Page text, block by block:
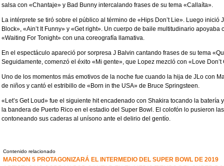
salsa con «Chantaje» y Bad Bunny intercalando frases de su tema «Callaíta».
La intérprete se tiró sobre el público al término de «Hips Don’t Lie». Luego inició
Block», «Ain’t It Funny» y «Get right». Un cuerpo de baile multitudinario apoyaba
«Waiting For Tonight» con una coreografía llamativa.
En el espectáculo apareció por sorpresa J Balvin cantando frases de su tema
Seguidamente, comenzó el éxito «Mi gente», que Lopez mezcló con «Love Don’t
Uno de los momentos más emotivos de la noche fue cuando la hija de JLo con
de niños y cantó el estribillo de «Born in the USA» de Bruce Springsteen.
«Let’s Get Loud» fue el siguiente hit encadenado con Shakira tocando la batería
la bandera de Puerto Rico en el estadio del Super Bowl. El colofón lo pusieron
contoneando sus caderas al unísono ante el delirio del gentío.
Contenido relacionado
MAROON 5 PROTAGONIZARÁ EL INTERMEDIO DEL SUPER BOWL DE 2019